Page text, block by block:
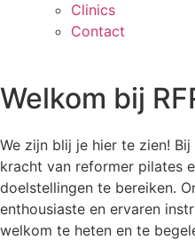
Clinics
Contact
Welkom bij
We zijn blij je hier te zien! Bij
kracht van reformer pilates
doelstellingen te bereiken.
enthousiaste en ervaren
welkom te heten en te